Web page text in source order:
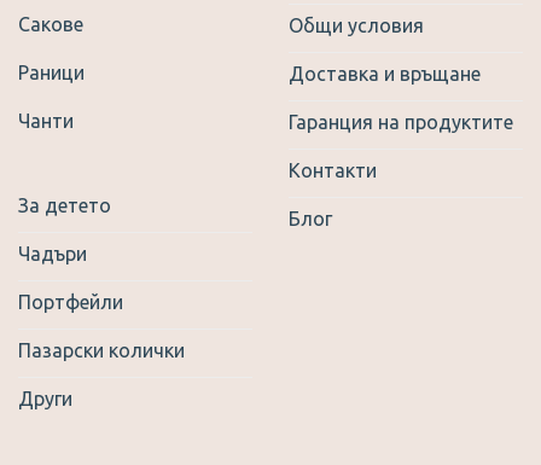
Сакове
Раници
Чанти
За детето
Чадъри
Портфейли
Пазарски колички
Други
Общи условия
Доставка и връщане
Гаранция на продуктите
Контакти
Блог